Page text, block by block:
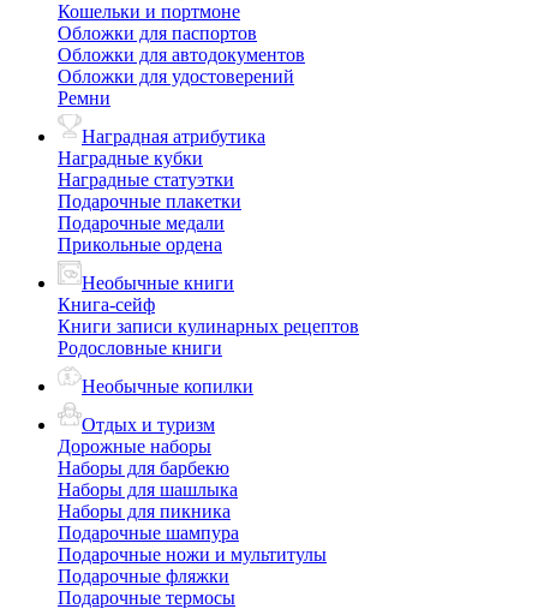
Кошельки и портмоне
Обложки для паспортов
Обложки для автодокументов
Обложки для удостоверений
Ремни
Наградная атрибутика
Наградные кубки
Наградные статуэтки
Подарочные плакетки
Подарочные медали
Прикольные ордена
Необычные книги
Книга-сейф
Книги записи кулинарных рецептов
Родословные книги
Необычные копилки
Отдых и туризм
Дорожные наборы
Наборы для барбекю
Наборы для шашлыка
Наборы для пикника
Подарочные шампура
Подарочные ножи и мультитулы
Подарочные фляжки
Подарочные термосы